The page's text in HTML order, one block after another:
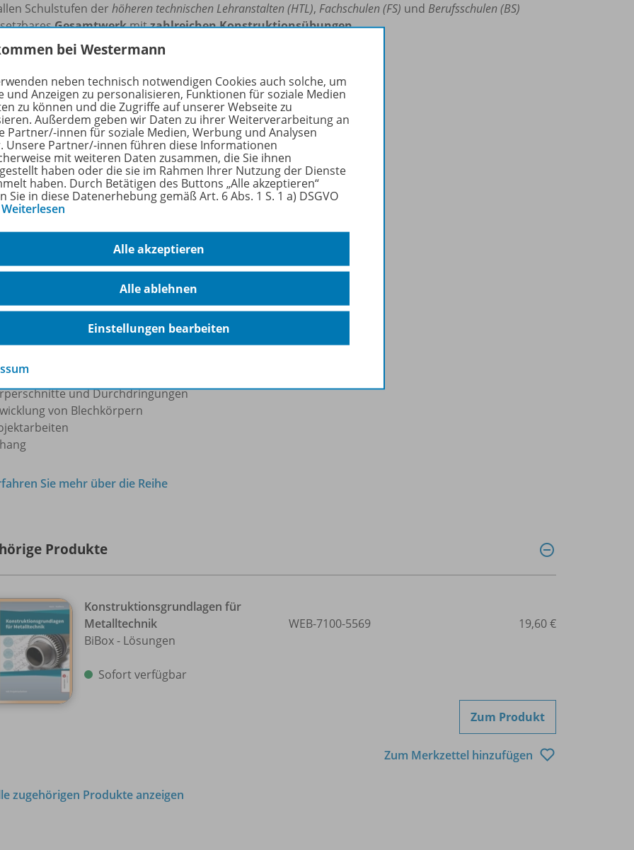
Schulstufen der höheren technischen Lehranstalten (HTL), Fachschulen (FS) und Berufsschulen (BS)
Gesamtwerkmitzahlreichen Konstruktionsübungen
nach den aktuellen
7wurden dietechnischen Oberflächen
Projektarbeiten
der technische Kommunikation
in Zeichnungen der mechanischen Technik
von Körpern
in technischen Zeichnungen
in Fertigungszeichnungen
von Maschinenelementen
sich wiederholender Formelemente
fluidtechnischer Schaltpläne
von unlösbaren Verbindungen
von Rohrleitungen
und Durchdringungen
von Blechkörpern
Sie mehr über die Reihe
Produkte
Konstruktionsgrundlagen für
Metalltechnik
BiBox - Lösungen
Sofort verfügbar
WEB-7100-5569 19,60 €
Zum Produkt
Zum Merkzettel hinzufügen
zugehörigen Produkte anzeigen
bei Westermann
neben technisch notwendigen Cookies auch solche, um
und Anzeigen zu personalisieren, Funktionen für soziale Medien
zu können und die Zugriffe auf unserer Webseite zu
Außerdem geben wir Daten zu ihrer Weiterverarbeitung an
Partner/-innen für soziale Medien, Werbung und Analysen
Unsere Partner/-innen führen diese Informationen
mit weiteren Daten zusammen, die Sie ihnen
haben oder die sie im Rahmen Ihrer Nutzung der Dienste
haben. Durch Betätigen des Buttons „Alle akzeptieren“
Sie in diese Datenerhebung gemäß Art. 6 Abs. 1 S. 1 a) DSGVO
Weiterlesen
Alle akzeptieren
Alle ablehnen
Einstellungen bearbeiten